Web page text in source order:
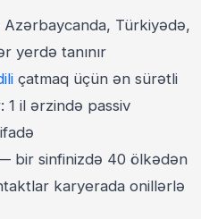
Türkiyədə,
yerdə tanınır
çatmaq üçün ən sürətli
1 il ərzində passiv
bir sinfinizdə 40 ölkədən
karyerada onillərlə